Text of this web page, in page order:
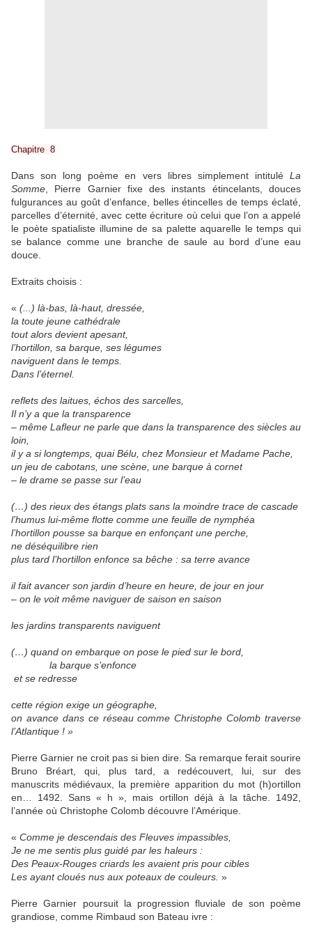
Chapitre 8
Dans son long poème en vers libres simplement intitulé La
Somme , Pierre Garnier fixe des instants étincelants, douces
fulgurances au goût d’enfance, belles étincelles de temps éclaté,
parcelles d’éternité, avec cette écriture où celui que l’on a appelé
le poète spatialiste illumine de sa palette aquarelle le temps qui
se balance comme une branche de saule au bord d’une eau
douce.
Extraits choisis :
« (...) là-bas, là-haut, dressée,
la toute jeune cathédrale
tout alors devient apesant,
l’hortillon, sa barque, ses légumes
naviguent dans le temps.
Dans l’éternel.
reflets des laitues, échos des sarcelles,
Il n’y a que la transparence
– même Lafleur ne parle que dans la transparence des siècles au
loin,
il y a si longtemps, quai Bélu, chez Monsieur et Madame Pache,
un jeu de cabotans, une scène, une barque à cornet
– le drame se passe sur l’eau
(…) des rieux des étangs plats sans la moindre trace de cascade
l’humus lui-même flotte comme une feuille de nymphéa
l’hortillon pousse sa barque en enfonçant une perche,
ne déséquilibre rien
plus tard l’hortillon enfonce sa bêche : sa terre avance
il fait avancer son jardin d’heure en heure, de jour en jour
– on le voit même naviguer de saison en saison
les jardins transparents naviguent
(…) quand on embarque on pose le pied sur le bord,
la barque s’enfonce
et se redresse
cette région exige un géographe,
on avance dans ce réseau comme Christophe Colomb traverse
l’Atlantique ! »
Pierre Garnier ne croit pas si bien dire. Sa remarque ferait sourire
Bruno Bréart, qui, plus tard, a redécouvert, lui, sur des
manuscrits médiévaux, la première apparition du mot (h)ortillon
en… 1492. Sans « h », mais ortillon déjà à la tâche. 1492,
l’année où Christophe Colomb découvre l’Amérique.
« Comme je descendais des Fleuves impassibles,
Je ne me sentis plus guidé par les haleurs :
Des Peaux-Rouges criards les avaient pris pour cibles
Les ayant cloués nus aux poteaux de couleurs. »
Pierre Garnier poursuit la progression fluviale de son poème
grandiose, comme Rimbaud son Bateau ivre :